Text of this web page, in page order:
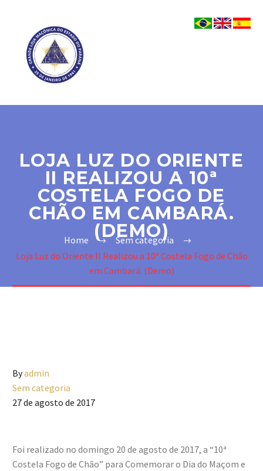
LOJA LUZ DO ORIENTE
II REALIZOU A 10ª
COSTELA FOGO DE
CHÃO EM CAMBARÁ.
(DEMO)
Home
Sem categoria
Loja Luz do Oriente II Realizou a 10ª Costela Fogo de Chão
em Cambará. (Demo)
Byadmin
Sem categoria
27 de agosto de 2017
Foi realizado no domingo 20 de agosto de 2017, a “10ª
Costela Fogo de Chão” para Comemorar o Dia do Maçom e